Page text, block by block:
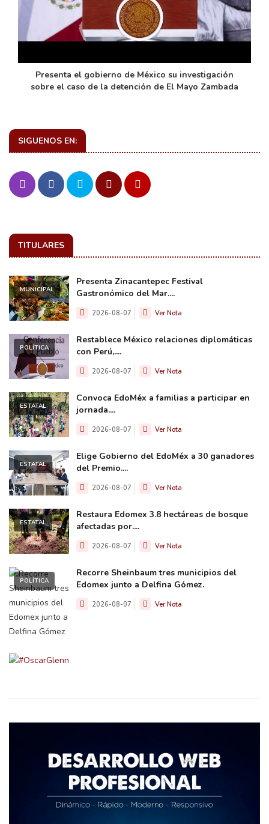
Presenta el gobierno de México su investigación
sobre el caso de la detención de El Mayo Zambada
SIGUENOS EN:
TITULARES
MUNICIPAL
Presenta Zinacantepec Festival
Gastronómico del Mar....
2026-08-07 Ver Nota
POLÍTICA
Restablece México relaciones diplomáticas
con Perú,....
2026-08-07 Ver Nota
ESTATAL
Convoca EdoMéx a familias a participar en
jornada....
2026-08-07 Ver Nota
ESTATAL
Elige Gobierno del EdoMéx a 30 ganadores
del Premio....
2026-08-07 Ver Nota
ESTATAL
Restaura Edomex 3.8 hectáreas de bosque
afectadas por....
2026-08-07 Ver Nota
POLÍTICA
Recorre Sheinbaum tres municipios del
Edomex junto a Delfina Gómez.
2026-08-07 Ver Nota